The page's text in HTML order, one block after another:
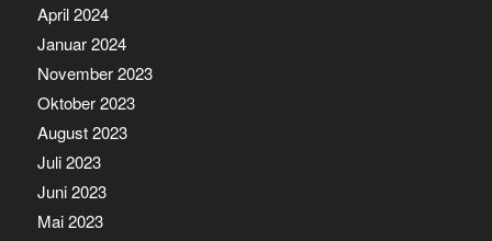
April 2024
Januar 2024
November 2023
Oktober 2023
August 2023
Juli 2023
Juni 2023
Mai 2023